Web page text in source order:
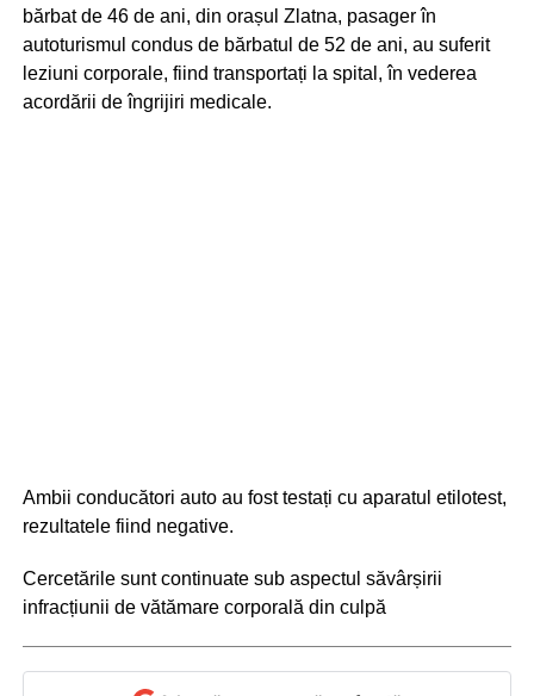
bărbat de 46 de ani, din orașul Zlatna, pasager în
autoturismul condus de bărbatul de 52 de ani, au suferit
leziuni corporale, fiind transportați la spital, în vederea
acordării de îngrijiri medicale.
Ambii conducători auto au fost testați cu aparatul etilotest,
rezultatele fiind negative.
Cercetările sunt continuate sub aspectul săvârșirii
infracțiunii de vătămare corporală din culpă